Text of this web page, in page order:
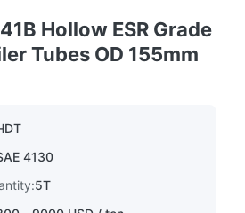
Hollow ESR Grade
Tubes OD 155mm
4130
5T